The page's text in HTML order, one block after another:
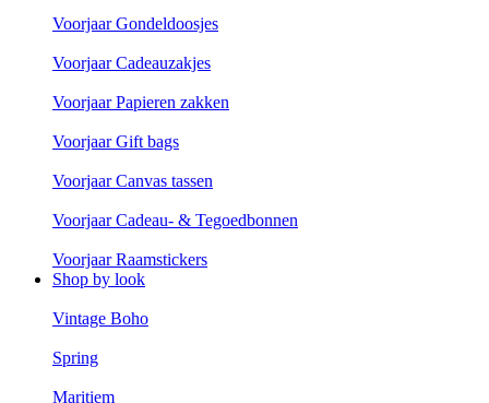
Voorjaar Gondeldoosjes
Voorjaar Cadeauzakjes
Voorjaar Papieren zakken
Voorjaar Gift bags
Voorjaar Canvas tassen
Voorjaar Cadeau- & Tegoedbonnen
Voorjaar Raamstickers
Shop by look
Vintage Boho
Spring
Maritiem